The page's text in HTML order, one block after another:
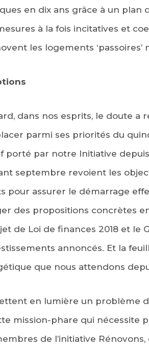
en dix ans grâce à un plan
à la fois incitatives et
les logements
dans nos esprits, le doute a
parmi ses priorités du
porté par notre Initiative
septembre revoient les
pour assurer le démarrage
des propositions concrètes
de Loi de finances 2018 et le
annoncés. Et la
que nous attendons
en lumière un problème
mission-phare qui nécessite
de l’initiative